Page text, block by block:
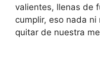
valientes, llenas de
cumplir, eso nada
quitar de nuestra